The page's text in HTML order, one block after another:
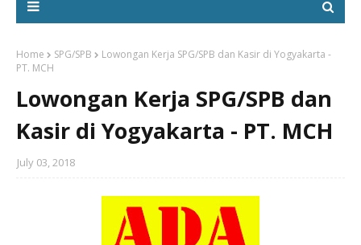
Home SPG/SPB
Lowongan Kerja SPG/SPB dan Kasir di Yogyakarta -
PT. MCH
Lowongan Kerja SPG/SPB dan
Kasir di Yogyakarta - PT. MCH
July 03, 2018